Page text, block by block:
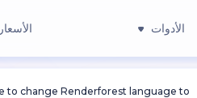
الأدوات الأسعار
to change Renderforest language to